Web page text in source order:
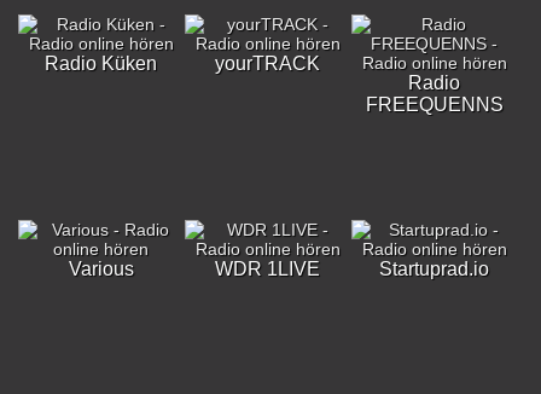
Radio Küken
yourTRACK
Radio
FREEQUENNS
Various WDR 1LIVE Startuprad.io